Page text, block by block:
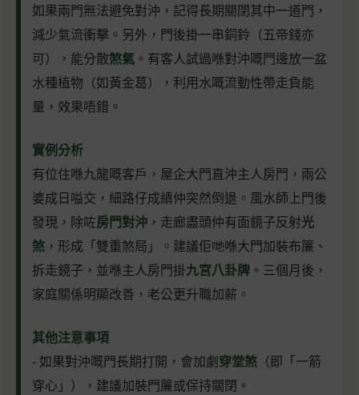
如果兩門無法避免對沖，記得長期關閉其中一道門，
減少氣流衝擊。另外，門後掛一串銅鈴（五帝錢亦
可），能分散煞氣 。有客人試過喺對沖嘅門邊放一盆
水種植物（如黃金葛），利用水嘅流動性帶走負能
量，效果唔錯。
實例分析
有位住喺九龍嘅客戶，屋企大門直沖主人房門，兩公
婆成日嗌交，細路仔成績仲突然倒退。風水師上門後
發現，除咗房門對沖 ，走廊盡頭仲有面鏡子反射光
煞 ，形成「雙重煞局」。建議佢哋喺大門加裝布簾、
拆走鏡子，並喺主人房門掛九宮八卦牌 。三個月後，
家庭關係明顯改善，老公更升職加薪。
其他注意事項
- 如果對沖嘅門長期打開，會加劇穿堂煞 （即「一箭
穿心」），建議加裝門簾或保持關閉。